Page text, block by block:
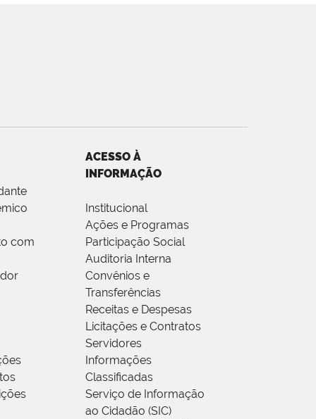
com
ACESSO À
INFORMAÇÃO
Institucional
Ações e Programas
Participação Social
Auditoria Interna
Convênios e
Transferências
Receitas e Despesas
Licitações e Contratos
Servidores
Informações
Classificadas
Serviço de Informação
ao Cidadão (SIC)